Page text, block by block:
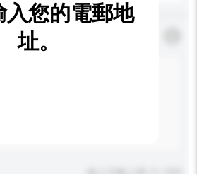
入您的電郵地
址。